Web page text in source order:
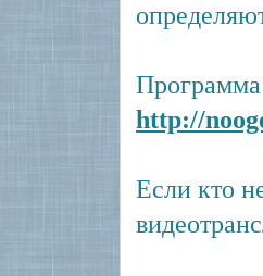
Программа
http://
Если кто